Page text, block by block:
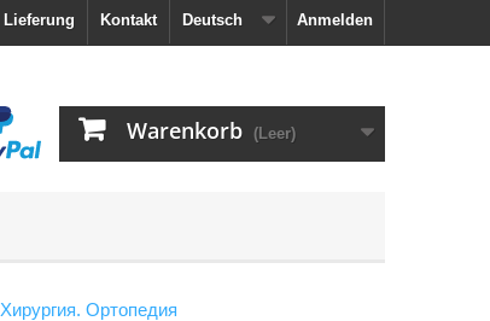
Anmelden
Deutsch
Kontakt
Lieferung
Warenkorb (Leer)
Хирургия. Ортопедия